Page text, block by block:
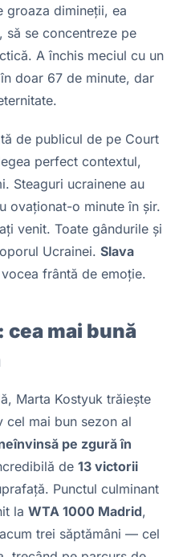
groaza dimineții, ea
să se concentreze pe
A închis meciul cu un
doar 67 de minute, dar
de publicul de pe Court
perfect contextul,
Steaguri ucrainene au
ovaționat-o minute în șir.
venit. Toate gândurile și
Ucrainei. Slava
frântă de emoție.
mai bună
Marta Kostyuk trăiește
mai bun sezon al
pe zgură în
de 13 victorii
Punctul culminant
la WTA 1000 Madrid,
trei săptămâni — cel